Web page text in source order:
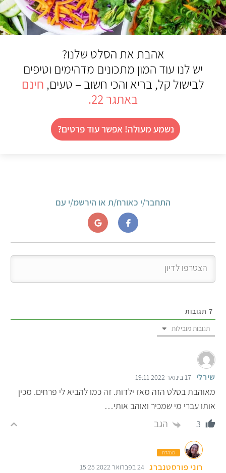
אהבת את הסלט שלנו?
יש לנו עוד המון מתכונים מדהימים וטיפים
לבישול קל, בריא והכי חשוב – טעים, חינם
באתגר 22.
נשמע מעולה! אפשר עוד פרטים?
התחבר/י כאורח/ת או הירשמ/י עם
7 תגובות
תגובות מובילות
שירלי 17 בינואר 2022 19:11
מאוהבת בסלט הזה מאז ילדות. זה כמו להביא לי פרחים. מכין
אותו עברי מי שמכיר ואוהב אותי…
3
הגב
מנהלת
רוני פורסטנברג 24 בפברואר 2022 15:25